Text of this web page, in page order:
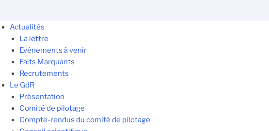
Actualités
La lettre
Evénements à venir
Faits Marquants
Recrutements
Le GdR
Présentation
Comité de pilotage
Compte-rendus du comité de pilotage